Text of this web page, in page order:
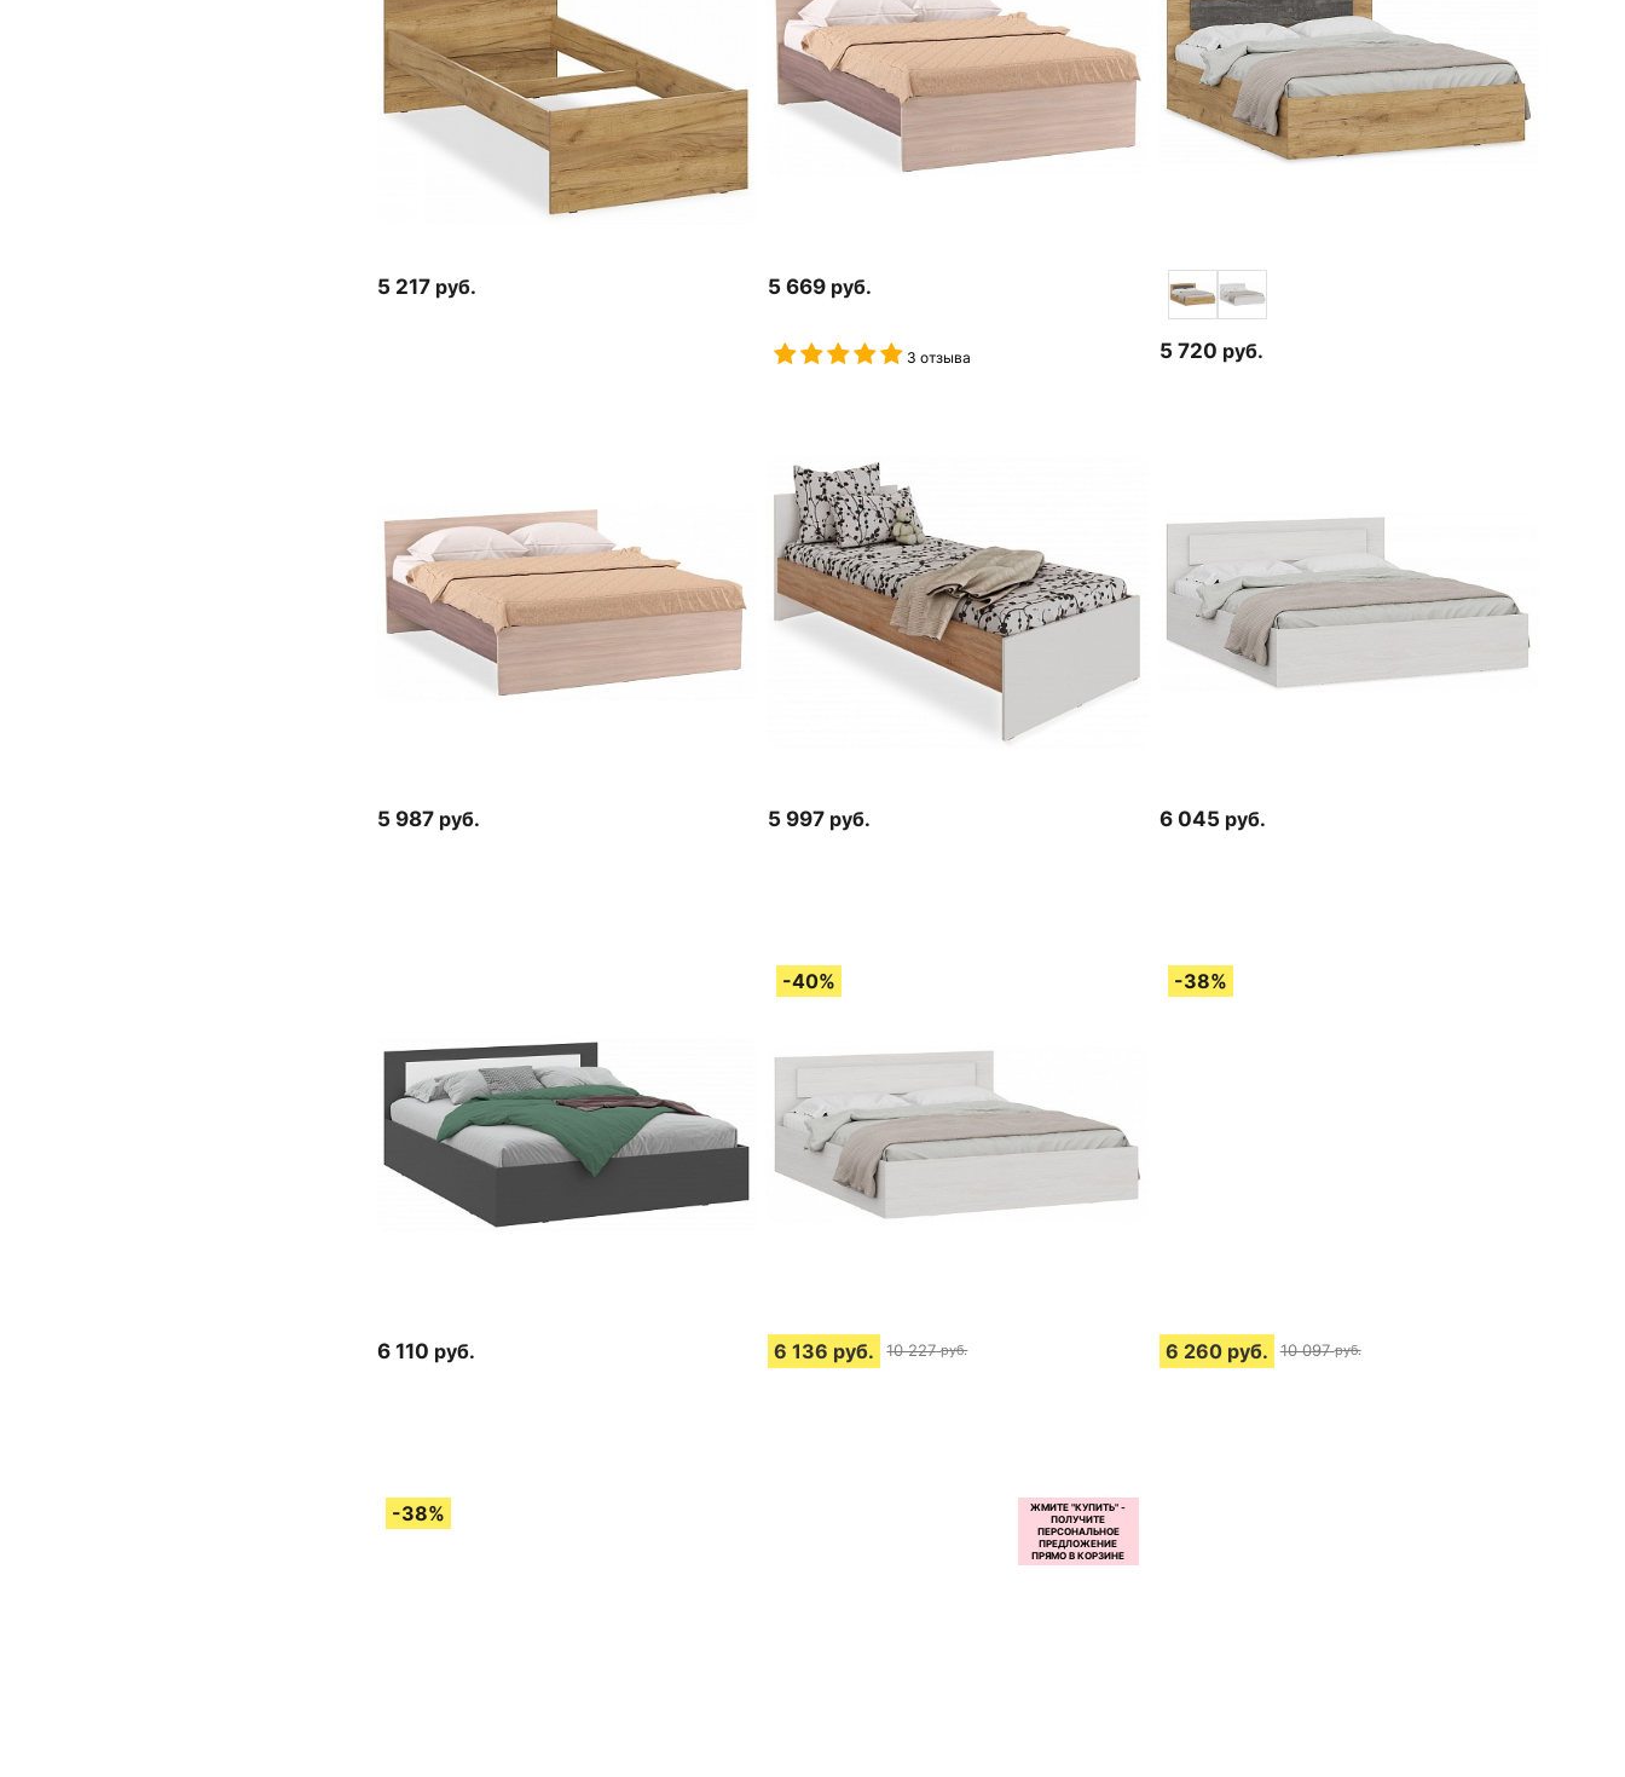
5 217 руб. 5 669 руб.
3 отзыва 5 720 руб.
5 987 руб. 5 997 руб. 6 045 руб.
6 110 руб. 6 136 руб. 10 227 руб. 6 260 руб. 10 097 руб.